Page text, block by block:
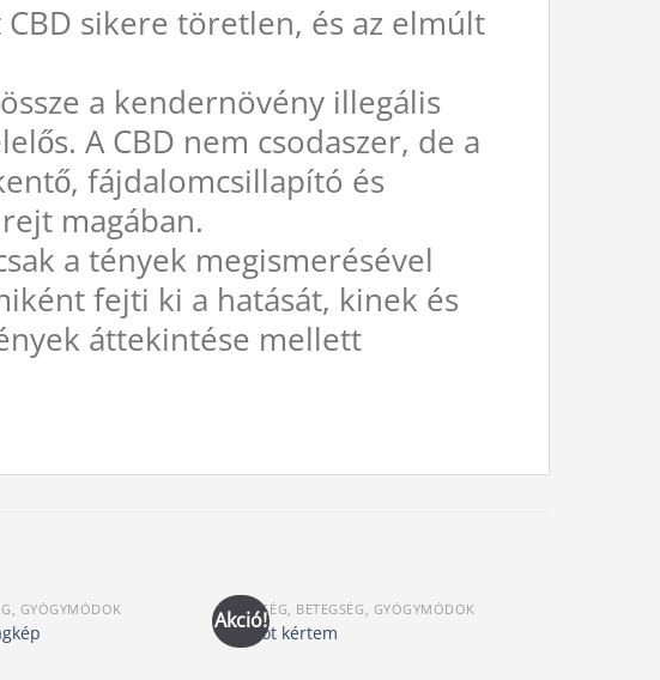
sikere töretlen, és az elmúlt
a kendernövény illegális
A CBD nem csodaszer, de a
fájdalomcsillapító és
magában.
a tények megismerésével
fejti ki a hatását, kinek és
áttekintése mellett
GYÓGYMÓDOK Akció!
EGÉSZSÉG, BETEGSÉG, GYÓGYMÓDOK
Virágot kértem